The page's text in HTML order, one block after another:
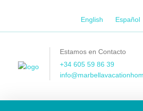
English Español
Estamos en Contacto
+34 605 59 86 39